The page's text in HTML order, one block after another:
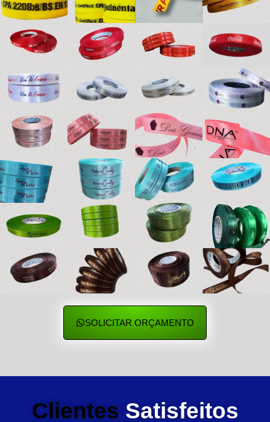
SOLICITAR ORÇAMENTO
Clientes Satisfeitos